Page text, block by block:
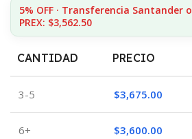
5% OFF · Transferencia Santander o
PREX: $3,562.50
CANTIDAD PRECIO
3-5 $3,675.00
6+ $3,600.00